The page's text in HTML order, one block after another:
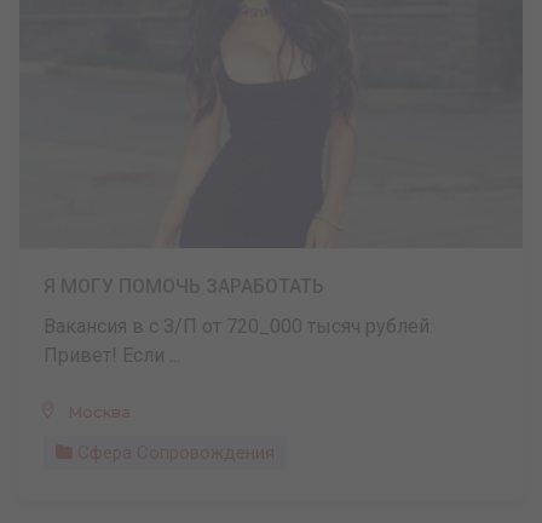
Вакансия в с З/П от 720_000 тысяч рублей.
Привет! Если ...
Москва
Сфера Сопровождения